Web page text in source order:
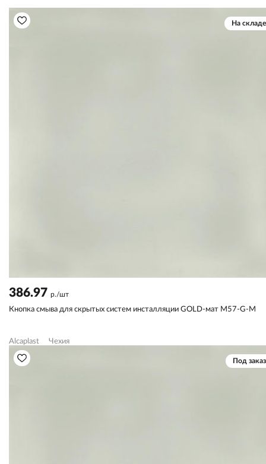
На складе
386.97 р./шт
Кнопка смыва для скрытых систем инсталляции GOLD-мат M57-G-M
Alcaplast Чехия
Под заказ